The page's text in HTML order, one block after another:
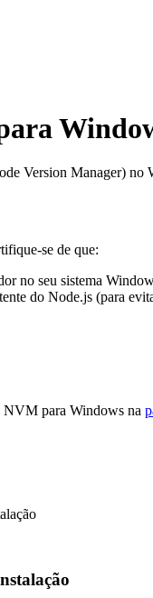
Version Manager) no
se de que:
no seu sistema
do Node.js (para
NVM para Windows na